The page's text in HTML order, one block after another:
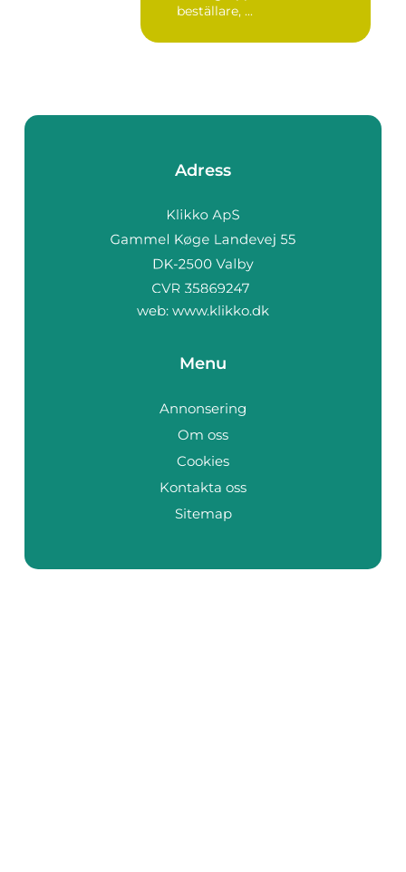
beställare, ...
Adress
web: www.klikko.dk
Menu
Annonsering
Om oss
Cookies
Kontakta oss
Sitemap